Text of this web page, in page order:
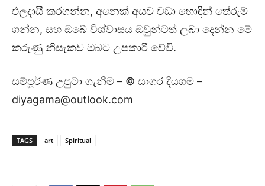
ඵලදායී කරගන්න, අනෙක් අයව වඩා හොඳින් තේරුම්
ගන්න, සහ ඔබේ විශ්වාසය ඔවුන්ටත් ලබා දෙන්න මේ
කරුණු නිසැකව ඔබට උපකාරී වේවි.
සම්පූර්ණ උපුටා ගැනීම – © සාගර දියගම –
diyagama@outlook.com
TAGS art Spiritual